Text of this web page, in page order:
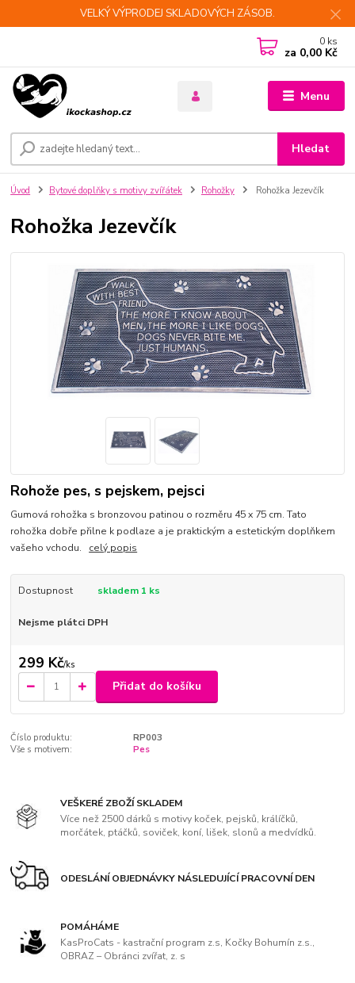
VELKÝ VÝPRODEJ SKLADOVÝCH ZÁSOB.
Menu
Hledat
0 ks
za 0,00 Kč
Úvod Bytové doplňky s motivy zvířátek Rohožky Rohožka Jezevčík
Rohožka Jezevčík
Rohože pes, s pejskem, pejsci
Gumová rohožka s bronzovou patinou o rozměru 45 x 75 cm. Tato
rohožka dobře přilne k podlaze a je praktickým a estetickým doplňkem
vašeho vchodu. celý popis
Dostupnost skladem 1 ks
Nejsme plátci DPH
299 Kč/ks
Přidat do košíku
Číslo produktu:
RP003
Vše s motivem:
Pes
VEŠKERÉ ZBOŽÍ SKLADEM
Více než 2500 dárků s motivy koček, pejsků, králíčků,
morčátek, ptáčků, soviček, koní, lišek, slonů a medvídků.
ODESLÁNÍ OBJEDNÁVKY NÁSLEDUJÍCÍ PRACOVNÍ DEN
POMÁHÁME
KasProCats - kastrační program z.s, Kočky Bohumín z.s.,
OBRAZ – Obránci zvířat, z. s